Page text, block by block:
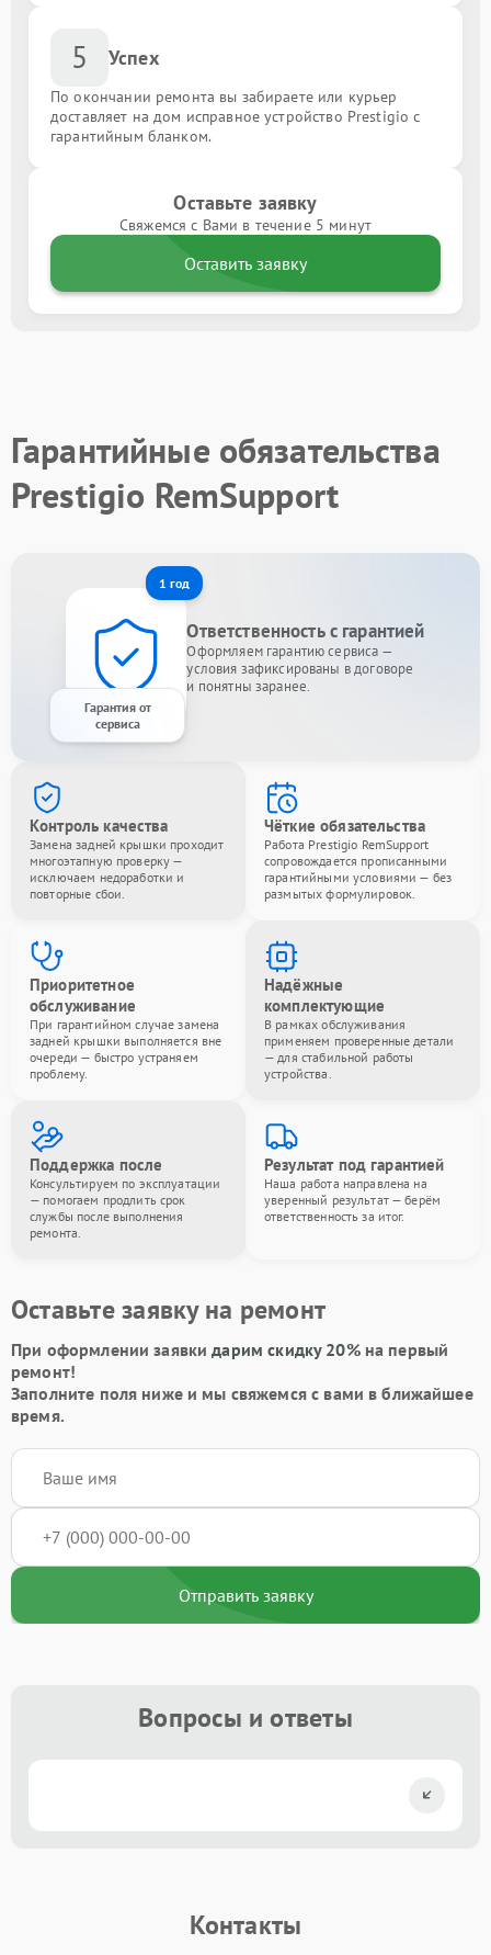
5 Успех
По окончании ремонта вы забираете или курьер
доставляет на дом исправное устройство Prestigio с
гарантийным бланком.
Оставьте заявку
Свяжемся с Вами в течение 5 минут
Оставить заявку
Гарантийные обязательства
Prestigio RemSupport
1 год
Гарантия от
сервиса
Ответственность с гарантией
Оформляем гарантию сервиса —
условия зафиксированы в договоре
и понятны заранее.
Контроль качества
Замена задней крышки проходит
многоэтапную проверку —
исключаем недоработки и
повторные сбои.
Чёткие обязательства
Работа Prestigio RemSupport
сопровождается прописанными
гарантийными условиями — без
размытых формулировок.
Приоритетное
обслуживание
При гарантийном случае замена
задней крышки выполняется вне
очереди — быстро устраняем
проблему.
Надёжные
комплектующие
В рамках обслуживания
применяем проверенные детали
— для стабильной работы
устройства.
Поддержка после
Консультируем по эксплуатации
— помогаем продлить срок
службы после выполнения
ремонта.
Результат под гарантией
Наша работа направлена на
уверенный результат — берём
ответственность за итог.
Оставьте заявку на ремонт
При оформлении заявкидарим скидку 20%на первый
ремонт!
Заполните поля ниже и мы свяжемся с вами в ближайшее
время.
Отправить заявку
Вопросы и ответы
Контакты